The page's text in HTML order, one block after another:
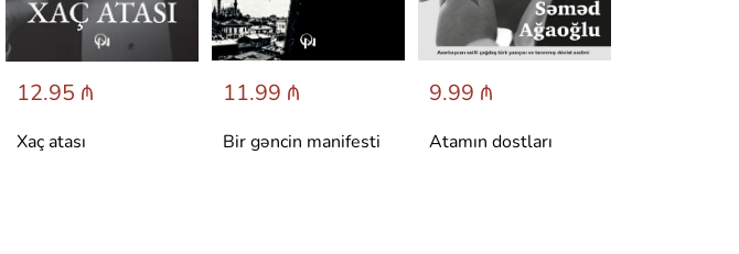
12.95 ₼
Xaç atası
11.99 ₼
Bir gəncin manifesti
9.99 ₼
Atamın dostları